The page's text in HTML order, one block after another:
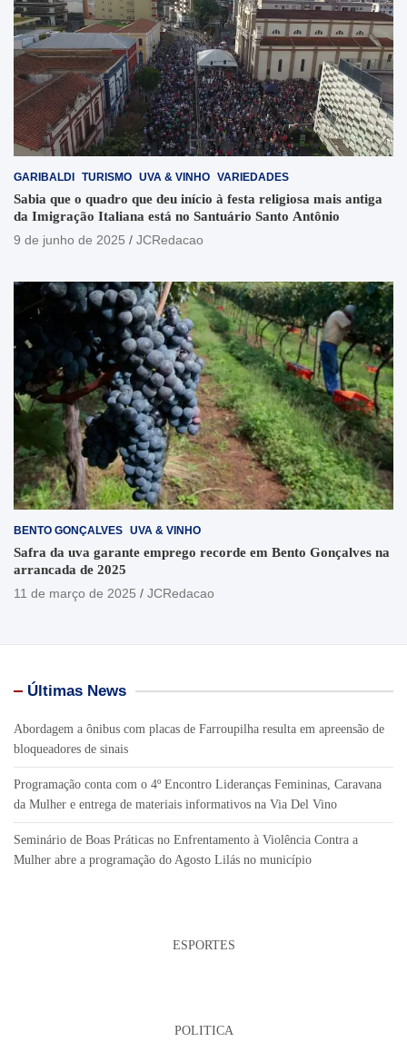
GARIBALDI TURISMO UVA & VINHO VARIEDADES
Sabia que o quadro que deu início à festa religiosa mais antiga
da Imigração Italiana está no Santuário Santo Antônio
9 de junho de 2025
JCRedacao
BENTO GONÇALVES UVA & VINHO
Safra da uva garante emprego recorde em Bento Gonçalves na
arrancada de 2025
11 de março de 2025
JCRedacao
Últimas News
Abordagem a ônibus com placas de Farroupilha resulta em apreensão de
bloqueadores de sinais
Programação conta com o 4º Encontro Lideranças Femininas, Caravana
da Mulher e entrega de materiais informativos na Via Del Vino
Seminário de Boas Práticas no Enfrentamento à Violência Contra a
Mulher abre a programação do Agosto Lilás no município
ESPORTES
POLITICA